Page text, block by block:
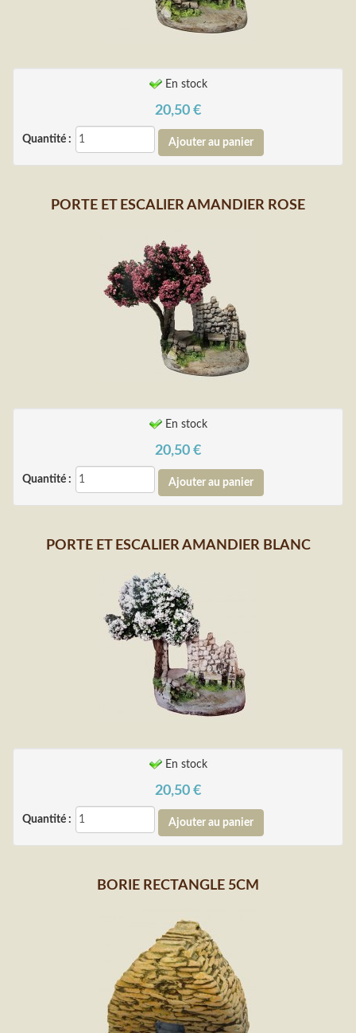
En stock
20,50 €
Quantité :
PORTE ET ESCALIER AMANDIER ROSE
En stock
20,50 €
Quantité :
PORTE ET ESCALIER AMANDIER BLANC
En stock
20,50 €
Quantité :
BORIE RECTANGLE 5CM